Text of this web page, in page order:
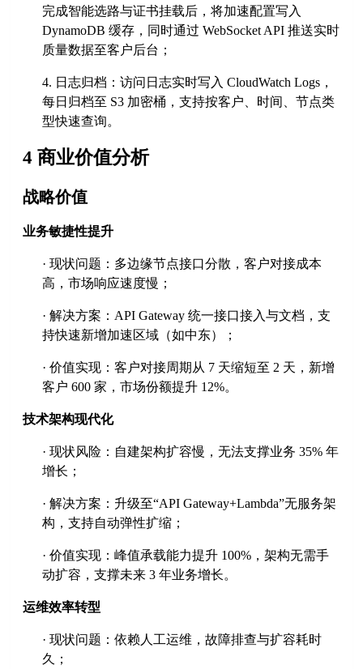
完成智能选路与证书挂载后，将加速配置写入
DynamoDB 缓存，同时通过 WebSocket API 推送实时
质量数据至客户后台；
4. 日志归档：访问日志实时写入 CloudWatch Logs，
每日归档至 S3 加密桶，支持按客户、时间、节点类
型快速查询。
4 商业价值分析
战略价值
业务敏捷性提升
·现状问题：多边缘节点接口分散，客户对接成本
高，市场响应速度慢；
·解决方案： API Gateway 统一接口接入与文档，支
持快速新增加速区域（如中东）；
·价值实现：客户对接周期从 7 天缩短至 2 天，新增
客户 600 家，市场份额提升 12%。
技术架构现代化
·现状风险：自建架构扩容慢，无法支撑业务 35% 年
增长；
·解决方案：升级至“API Gateway+Lambda”无服务架
构，支持自动弹性扩缩；
·价值实现：峰值承载能力提升 100%，架构无需手
动扩容，支撑未来 3 年业务增长。
运维效率转型
·现状问题：依赖人工运维，故障排查与扩容耗时
久；